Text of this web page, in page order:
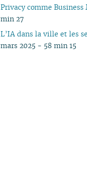
Privacy comme Business
min 27
L’IA dans la ville et les
mars 2025 - 58 min 15